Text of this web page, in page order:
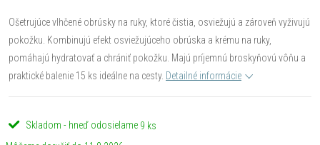
Ošetrujúce vlhčené obrúsky na ruky, ktoré čistia, osviežujú a zároveň vyživujú
pokožku. Kombinujú efekt osviežujúceho obrúska a krému na ruky,
pomáhajú hydratovať a chrániť pokožku. Majú príjemnú broskyňovú vôňu a
praktické balenie 15 ks ideálne na cesty. Detailné informácie
Skladom - hneď odosielame 9 ks